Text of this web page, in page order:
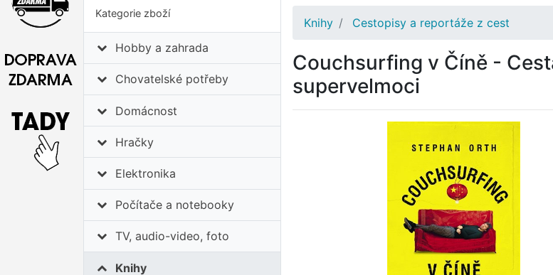
Kategorie zboží
Hobby a zahrada
Chovatelské potřeby
Domácnost
Hračky
Elektronika
Počítače a notebooky
TV, audio-video, foto
Knihy
Knihy Cestopisy a reportáže z cest
Couchsurfing v Číně -
supervelmoci